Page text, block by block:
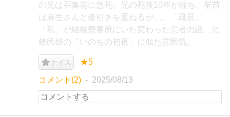
の兄は召集前に急死。兄の死後10年が経ち、早苗
は麻生さんと逢引きを重ねるが…。「風景」
「私」が結核療養所にいた変わった患者の話。北
條民雄の「いのちの初夜」に似た雰囲気。
ナイス ★5
コメント(2) 2025/08/13